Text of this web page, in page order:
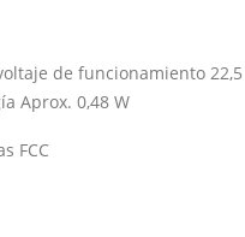
de funcionamiento 22,5
Aprox. 0,48 W
FCC